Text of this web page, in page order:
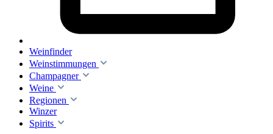
Weinfinder
Weinstimmungen
Champagner
Weine
Regionen
Winzer
Spirits